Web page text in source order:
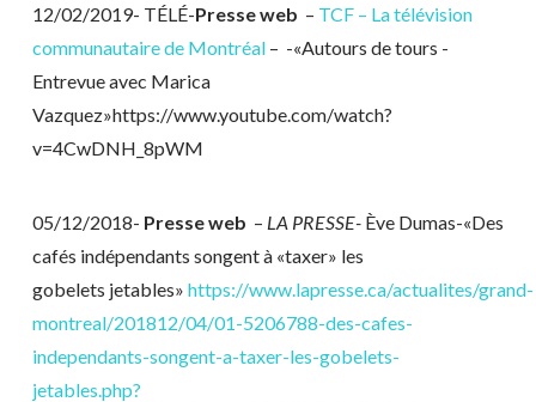
12/02/2019- TÉLÉ-Presse web – TCF – La télévision
communautaire de Montréal– -«Autours de tours -
Entrevue avec Marica
Vazquez»https://www.youtube.com/watch?
v=4CwDNH_8pWM
05/12/2018- Presse web – LA PRESSE- Ève Dumas-«Des
cafés indépendants songent à «taxer» les
gobelets jetables» https://www.lapresse.ca/actualites/grand-
montreal/201812/04/01-5206788-des-cafes-
independants-songent-a-taxer-les-gobelets-
jetables.php?